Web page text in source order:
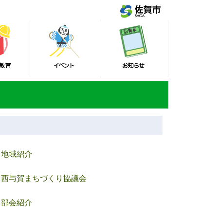
地域紹介
西与賀まちづくり協議会
部会紹介